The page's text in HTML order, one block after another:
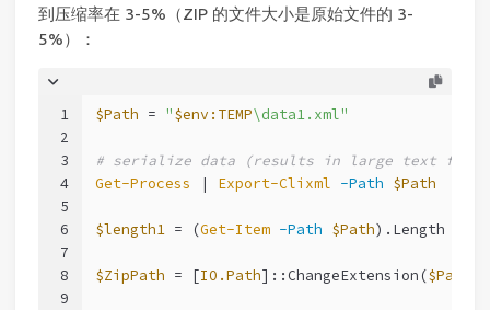
到压缩率在 3-5%（ZIP 的文件大小是原始文件的 3-
5%）：
1
2
3
4
5
6
7
8
9
$Path = "$env:TEMP\data1.xml"
# serialize data (results in large text
Get-Process | Export-Clixml -Path $Path
$length1 = (Get-Item -Path $Path).Length
$ZipPath = [IO.Path]::ChangeExtension($Path